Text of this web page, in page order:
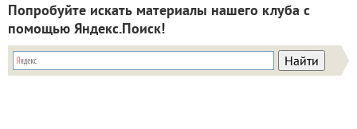
Попробуйте искать материалы нашего клуба с
помощью Яндекс.Поиск!